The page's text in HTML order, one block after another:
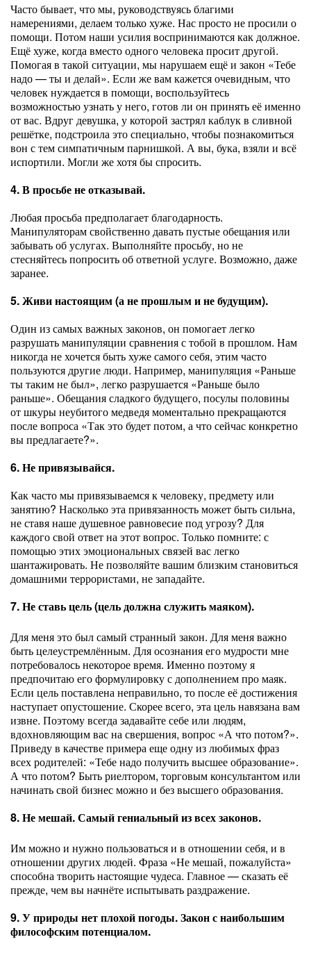
Часто бывает, что мы, руководствуясь благими
намерениями, делаем только хуже. Нас просто не просили о
помощи. Потом наши усилия воспринимаются как должное.
Ещё хуже, когда вместо одного человека просит другой.
Помогая в такой ситуации, мы нарушаем ещё и закон «Тебе
надо — ты и делай». Если же вам кажется очевидным, что
человек нуждается в помощи, воспользуйтесь
возможностью узнать у него, готов ли он принять её именно
от вас. Вдруг девушка, у которой застрял каблук в сливной
решётке, подстроила это специально, чтобы познакомиться
вон с тем симпатичным парнишкой. А вы, бука, взяли и всё
испортили. Могли же хотя бы спросить.
4. В просьбе не отказывай.
Любая просьба предполагает благодарность.
Манипуляторам свойственно давать пустые обещания или
забывать об услугах. Выполняйте просьбу, но не
стесняйтесь попросить об ответной услуге. Возможно, даже
заранее.
5. Живи настоящим (а не прошлым и не будущим).
Один из самых важных законов, он помогает легко
разрушать манипуляции сравнения с тобой в прошлом. Нам
никогда не хочется быть хуже самого себя, этим часто
пользуются другие люди. Например, манипуляция «Раньше
ты таким не был», легко разрушается «Раньше было
раньше». Обещания сладкого будущего, посулы половины
от шкуры неубитого медведя моментально прекращаются
после вопроса «Так это будет потом, а что сейчас конкретно
вы предлагаете?».
6. Не привязывайся.
Как часто мы привязываемся к человеку, предмету или
занятию? Насколько эта привязанность может быть сильна,
не ставя наше душевное равновесие под угрозу? Для
каждого свой ответ на этот вопрос. Только помните: с
помощью этих эмоциональных связей вас легко
шантажировать. Не позволяйте вашим близким становиться
домашними террористами, не западайте.
7. Не ставь цель (цель должна служить маяком).
Для меня это был самый странный закон. Для меня важно
быть целеустремлённым. Для осознания его мудрости мне
потребовалось некоторое время. Именно поэтому я
предпочитаю его формулировку с дополнением про маяк.
Если цель поставлена неправильно, то после её достижения
наступает опустошение. Скорее всего, эта цель навязана вам
извне. Поэтому всегда задавайте себе или людям,
вдохновляющим вас на свершения, вопрос «А что потом?».
Приведу в качестве примера еще одну из любимых фраз
всех родителей: «Тебе надо получить высшее образование».
А что потом? Быть риелтором, торговым консультантом или
начинать свой бизнес можно и без высшего образования.
8. Не мешай. Самый гениальный из всех законов.
Им можно и нужно пользоваться и в отношении себя, и в
отношении других людей. Фраза «Не мешай, пожалуйста»
способна творить настоящие чудеса. Главное — сказать её
прежде, чем вы начнёте испытывать раздражение.
9. У природы нет плохой погоды. Закон с наибольшим
философским потенциалом.